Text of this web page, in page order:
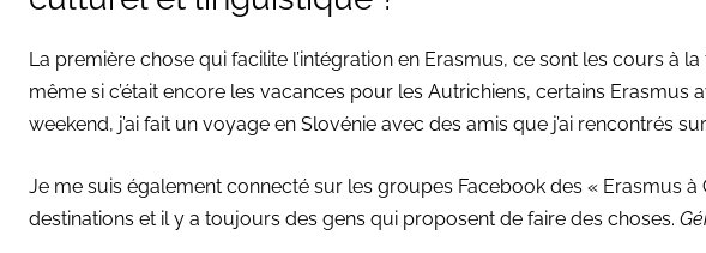
La première chose qui facilite l’intégration en Erasmus, ce sont les cours à
même si c’était encore les vacances pour les Autrichiens, certains Erasmus
weekend, j’ai fait un voyage en Slovénie avec des amis que j’ai rencontrés
Je me suis également connecté sur les groupes Facebook des « Erasmus à
destinations et il y a toujours des gens qui proposent de faire des choses.